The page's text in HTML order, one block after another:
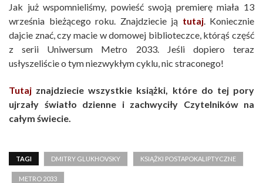
Jak już wspomnieliśmy, powieść swoją premierę miała 13
września bieżącego roku. Znajdziecie ją tutaj. Koniecznie
dajcie znać, czy macie w domowej biblioteczce, którąś część
z serii Uniwersum Metro 2033. Jeśli dopiero teraz
usłyszeliście o tym niezwykłym cyklu, nic straconego!
Tutaj znajdziecie wszystkie książki, które do tej pory
ujrzały światło dzienne i zachwyciły Czytelników na
całym świecie.
TAGI DMITRY GLUKHOVSKY KSIĄŻKI POSTAPOKALIPTYCZNE
METRO 2033